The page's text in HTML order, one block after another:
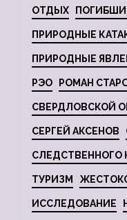
ОТДЫХ
ПРИРОДНЫЕ
ПРИРОДНЫЕ
РЭО РОМАН
СВЕРДЛОВСКОЙ
СЕРГЕЙ АКСЕНОВ
СЛЕДСТВЕННОГО
ТУРИЗМ
ИССЛЕДОВАНИЕ